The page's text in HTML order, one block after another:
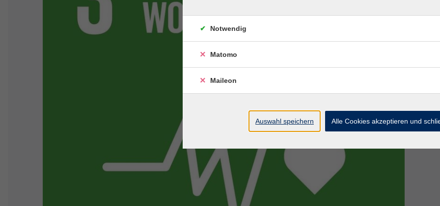
Notwendig
Matomo
Maileon
Auswahl speichern Alle Cookies akzeptieren und